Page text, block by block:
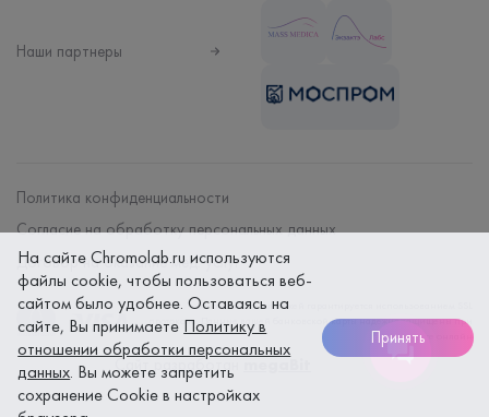
Наши партнеры
Политика конфиденциальности
Согласие на обработку персональных данных
Договор на оказание мед. услуг
Безопасность платежей гарантируется использованием SSL
протокола. Данные вашей банковской карты надежно защищены при
оплате онлайн
Сайт разработан
На сайте Chromolab.ru используются
файлы cookie, чтобы пользоваться веб-
сайтом было удобнее. Оставаясь на
сайте, Вы принимаете Политику в
отношении обработки персональных
данных. Вы можете запретить
сохранение Cookie в настройках
Принять